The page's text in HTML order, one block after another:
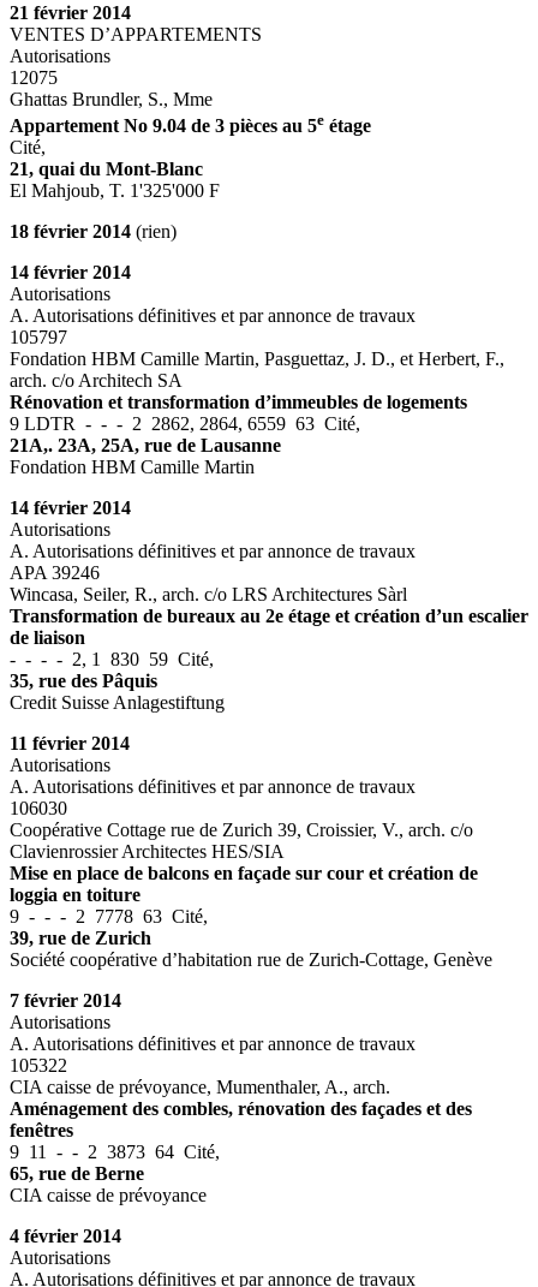
21 février 2014
VENTES D’APPARTEMENTS
Autorisations
12075
Ghattas Brundler, S., Mme
Appartement No 9.04 de 3 pièces au 5e étage
Cité,
21, quai du Mont-Blanc
El Mahjoub, T. 1'325'000 F
18 février 2014 (rien)
14 février 2014
Autorisations
A. Autorisations définitives et par annonce de travaux
105797
Fondation HBM Camille Martin, Pasguettaz, J. D., et Herbert, F.,
arch. c/o Architech SA
Rénovation et transformation d’immeubles de logements
9 LDTR - - - 2 2862, 2864, 6559 63 Cité,
21A,. 23A, 25A, rue de Lausanne
Fondation HBM Camille Martin
14 février 2014
Autorisations
A. Autorisations définitives et par annonce de travaux
APA 39246
Wincasa, Seiler, R., arch. c/o LRS Architectures Sàrl
Transformation de bureaux au 2e étage et création d’un escalier
de liaison
- - - - 2, 1 830 59 Cité,
35, rue des Pâquis
Credit Suisse Anlagestiftung
11 février 2014
Autorisations
A. Autorisations définitives et par annonce de travaux
106030
Coopérative Cottage rue de Zurich 39, Croissier, V., arch. c/o
Clavienrossier Architectes HES/SIA
Mise en place de balcons en façade sur cour et création de
loggia en toiture
9 - - - 2 7778 63 Cité,
39, rue de Zurich
Société coopérative d’habitation rue de Zurich-Cottage, Genève
7 février 2014
Autorisations
A. Autorisations définitives et par annonce de travaux
105322
CIA caisse de prévoyance, Mumenthaler, A., arch.
Aménagement des combles, rénovation des façades et des
fenêtres
9 11 - - 2 3873 64 Cité,
65, rue de Berne
CIA caisse de prévoyance
4 février 2014
Autorisations
A. Autorisations définitives et par annonce de travaux